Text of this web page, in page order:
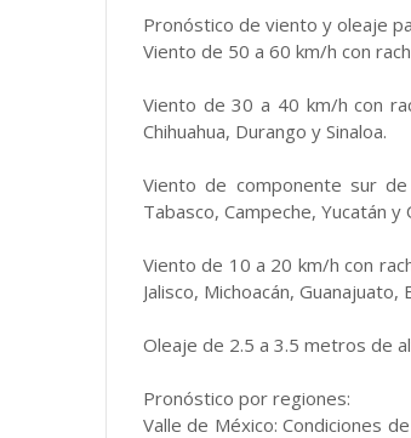
Pronóstico de viento y oleaje
Viento de 50 a 60 km/h con
Viento de 30 a 40 km/h con
Chihuahua, Durango y Sinaloa.
Viento de componente sur
Tabasco, Campeche, Yucatán y
Viento de 10 a 20 km/h con
Jalisco, Michoacán,
Oleaje de 2.5 a 3.5 metros de
Pronóstico por regiones:
Valle de México: Condiciones